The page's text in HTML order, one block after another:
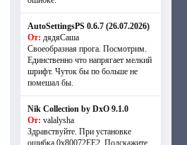
AutoSettingsPS 0.6.7 (26.07.2026)
От: дядяСаша
Своеобразная прога. Посмотрим.
Единственно что напрягает мелкий
шрифт. Чуток бы по больше не
помешал бы.
Nik Collection by DxO 9.1.0
От: valalysha
Здравствуйте. При установке
ошибка 0х80072EE2. Подскажите